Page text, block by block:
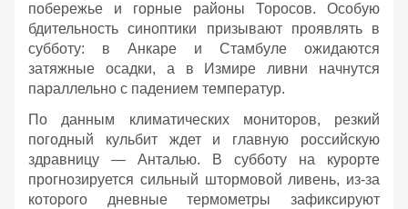
побережье и горные районы Торосов. Особую
бдительность синоптики призывают проявлять в
субботу: в Анкаре и Стамбуле ожидаются
затяжные осадки, а в Измире ливни начнутся
параллельно с падением температур.
По данным климатических мониторов, резкий
погодный кульбит ждет и главную российскую
здравницу — Анталью. В субботу на курорте
прогнозируется сильный штормовой ливень, из-за
которого дневные термометры зафиксируют